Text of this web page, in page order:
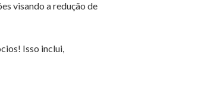
visando a redução de
Isso inclui,